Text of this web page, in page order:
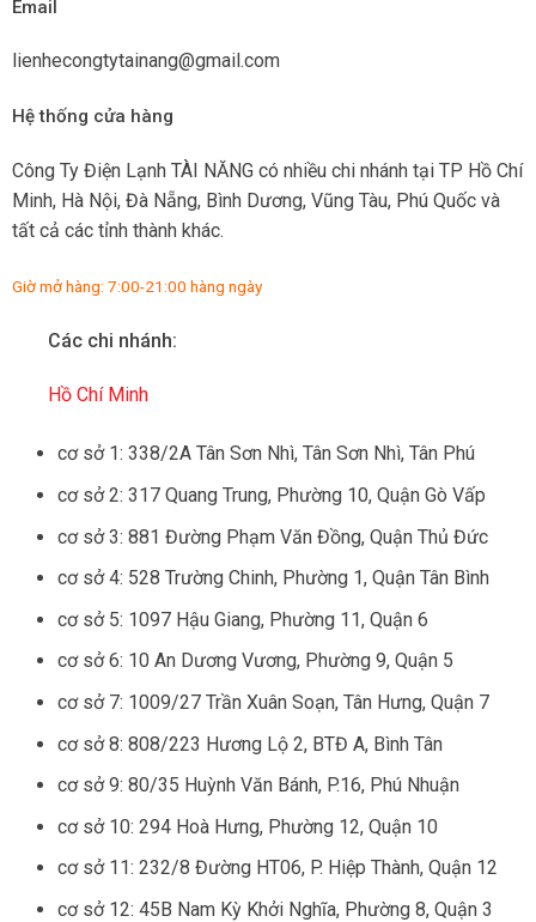
Email
lienhecongtytainang@gmail.com
Hệ thống cửa hàng
Công Ty Điện Lạnh TÀI NĂNG có nhiều chi nhánh tại TP Hồ Chí
Minh, Hà Nội, Đà Nẵng, Bình Dương, Vũng Tàu, Phú Quốc và
tất cả các tỉnh thành khác.
Giờ mở hàng: 7:00-21:00 hàng ngày
Các chi nhánh:
Hồ Chí Minh
cơ sở 1: 338/2A Tân Sơn Nhì, Tân Sơn Nhì, Tân Phú
cơ sở 2: 317 Quang Trung, Phường 10, Quận Gò Vấp
cơ sở 3: 881 Đường Phạm Văn Đồng, Quận Thủ Đức
cơ sở 4: 528 Trường Chinh, Phường 1, Quận Tân Bình
cơ sở 5: 1097 Hậu Giang, Phường 11, Quận 6
cơ sở 6: 10 An Dương Vương, Phường 9, Quận 5
cơ sở 7: 1009/27 Trần Xuân Soạn, Tân Hưng, Quận 7
cơ sở 8: 808/223 Hương Lộ 2, BTĐ A, Bình Tân
cơ sở 9: 80/35 Huỳnh Văn Bánh, P.16, Phú Nhuận
cơ sở 10: 294 Hoà Hưng, Phường 12, Quận 10
cơ sở 11: 232/8 Đường HT06, P. Hiệp Thành, Quận 12
cơ sở 12: 45B Nam Kỳ Khởi Nghĩa, Phường 8, Quận 3